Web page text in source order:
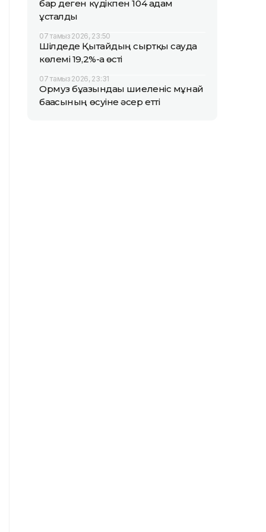
бар деген күдікпен 104 адам
ұсталды
07 тамыз 2026, 23:50
Шілдеде Қытайдың сыртқы сауда
көлемі 19,2%-ға өсті
07 тамыз 2026, 23:31
Ормуз бұғазындағы шиеленіс мұнай
бағасының өсуіне әсер етті